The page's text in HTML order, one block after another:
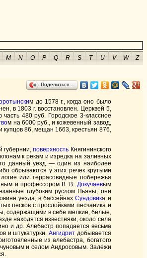
M N O P Q R S T U V W
Z
Поделиться…
м до 1578 г., когда оно было
в 1803 г. восстановлен. Церквей 5,
480 руб. Городское 3-классное
м на 6000 руб., и кожевенный завод,
86, мещан 1663, крестьян 876,
губернии,поверхность Княгининского
к рекам и изредка на заливных
данный уезд — один из наиболее
обрываются у этих речек крутыми
или террасовидные побережья
и профессором В. В. Докучаевым
глубоким руслом Пьяны, они
уезда, в бассейнахСундовика и
песков с прослойками песчаника и
содержащими в себе мелкие, белые,
находятся известняки, около села
и др. Алебастр попадается весьма
и штукатурки. Ангидритдобывается
из алебастра, богатого
и селом Андросовым. Залежи